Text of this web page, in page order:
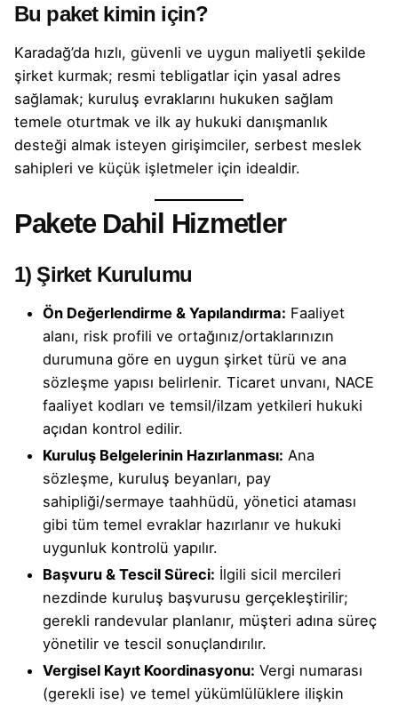
Bu paket kimin için?
Karadağ’da hızlı, güvenli ve uygun maliyetli şekilde
şirket kurmak; resmi tebligatlar için yasal adres
sağlamak; kuruluş evraklarını hukuken sağlam
temele oturtmak ve ilk ay hukuki danışmanlık
desteği almak isteyen girişimciler, serbest meslek
sahipleri ve küçük işletmeler için idealdir.
Pakete Dahil Hizmetler
1) Şirket Kurulumu
Ön Değerlendirme & Yapılandırma: Faaliyet
alanı, risk profili ve ortağınız/ortaklarınızın
durumuna göre en uygun şirket türü ve ana
sözleşme yapısı belirlenir. Ticaret unvanı, NACE
faaliyet kodları ve temsil/ilzam yetkileri hukuki
açıdan kontrol edilir.
Kuruluş Belgelerinin Hazırlanması: Ana
sözleşme, kuruluş beyanları, pay
sahipliği/sermaye taahhüdü, yönetici ataması
gibi tüm temel evraklar hazırlanır ve hukuki
uygunluk kontrolü yapılır.
Başvuru & Tescil Süreci: İlgili sicil mercileri
nezdinde kuruluş başvurusu gerçekleştirilir;
gerekli randevular planlanır, müşteri adına süreç
yönetilir ve tescil sonuçlandırılır.
Vergisel Kayıt Koordinasyonu: Vergi numarası
(gerekli ise) ve temel yükümlülüklere ilişkin